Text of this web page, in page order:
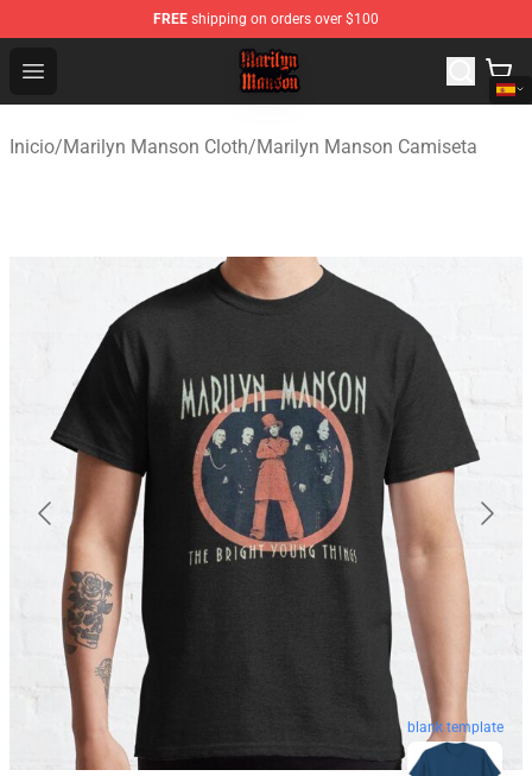
FREE shipping on orders over $100
Open menu
Marilyn Manson Shop - Official Marilyn Manson
Inicio/Marilyn Manson Cloth/Marilyn Manson Camiseta
blank template